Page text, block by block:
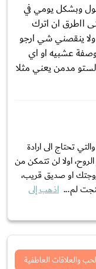
وبشكل يومي في
ااطرق ان اترك
ينقصني شي ارجو
عشبيه او اي
مدمن يعني مثلا
تحتاج الى ارادة
اولا لن تتمكن من
او صديق قريب،
لم... اذهب إلى
والعلاقات العاطفية